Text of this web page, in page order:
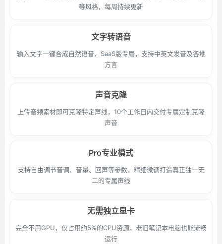
等风格，每周持续更新
文字转语音
输入文字一键合成自然语音，SaaS版专属，支持中英文发音及各地
方言
声音克隆
上传音频素材即可克隆特定声线，10个工作日内交付专属定制克隆
声音
Pro专业模式
支持自由调节音调、音量、回声等参数，精细微调打造真正独一无
二的专属声线
无需独立显卡
完全不用GPU，仅占用约5%的CPU资源，老旧笔记本电脑也能流畅
运行